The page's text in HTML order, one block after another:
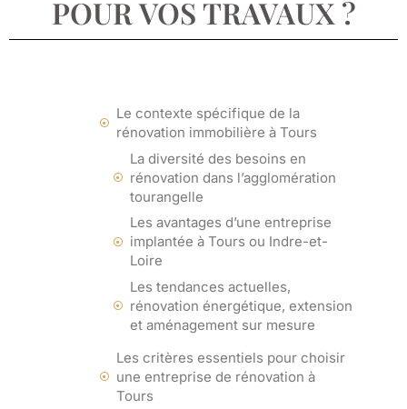
POUR VOS TRAVAUX ?
Le contexte spécifique de la
rénovation immobilière à Tours
La diversité des besoins en
rénovation dans l’agglomération
tourangelle
Les avantages d’une entreprise
implantée à Tours ou Indre-et-
Loire
Les tendances actuelles,
rénovation énergétique, extension
et aménagement sur mesure
Les critères essentiels pour choisir
une entreprise de rénovation à
Tours